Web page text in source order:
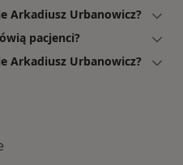
Arkadiusz Urbanowicz?
pacjenci?
Arkadiusz Urbanowicz?